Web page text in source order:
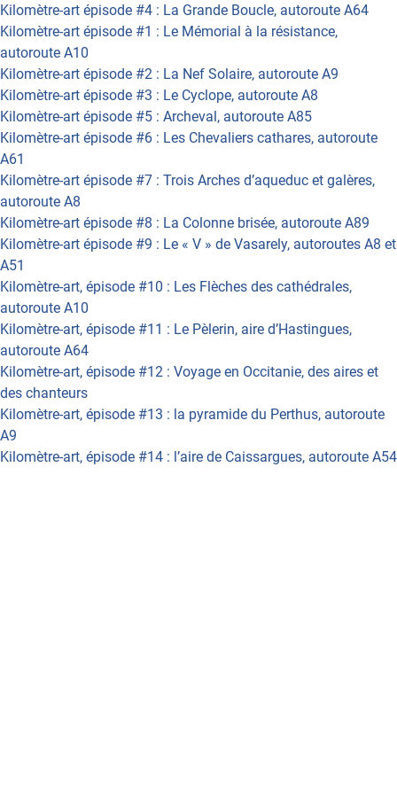
Kilomètre-art épisode #4 : La Grande Boucle, autoroute A64
Kilomètre-art épisode #1 : Le Mémorial à la résistance,
autoroute A10
Kilomètre-art épisode #2 : La Nef Solaire, autoroute A9
Kilomètre-art épisode #3 : Le Cyclope, autoroute A8
Kilomètre-art épisode #5 : Archeval, autoroute A85
Kilomètre-art épisode #6 : Les Chevaliers cathares, autoroute
A61
Kilomètre-art épisode #7 : Trois Arches d’aqueduc et galères,
autoroute A8
Kilomètre-art épisode #8 : La Colonne brisée, autoroute A89
Kilomètre-art épisode #9 : Le « V » de Vasarely, autoroutes A8 et
A51
Kilomètre-art, épisode #10 : Les Flèches des cathédrales,
autoroute A10
Kilomètre-art, épisode #11 : Le Pèlerin, aire d’Hastingues,
autoroute A64
Kilomètre-art, épisode #12 : Voyage en Occitanie, des aires et
des chanteurs
Kilomètre-art, épisode #13 : la pyramide du Perthus, autoroute
A9
Kilomètre-art, épisode #14 : l’aire de Caissargues, autoroute A54